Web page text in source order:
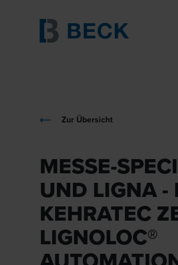
Zur Übersicht
MESSE-
UND LIGNA -
KEHRATEC
LIGNOLOC®